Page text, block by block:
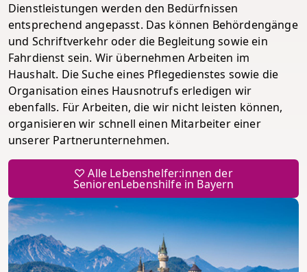
Dienstleistungen werden den Bedürfnissen
entsprechend angepasst. Das können Behördengänge
und Schriftverkehr oder die Begleitung sowie ein
Fahrdienst sein. Wir übernehmen Arbeiten im
Haushalt. Die Suche eines Pflegedienstes sowie die
Organisation eines Hausnotrufs erledigen wir
ebenfalls. Für Arbeiten, die wir nicht leisten können,
organisieren wir schnell einen Mitarbeiter einer
unserer Partnerunternehmen.
♡ Alle Lebenshelfer:innen der
SeniorenLebenshilfe in Bayern